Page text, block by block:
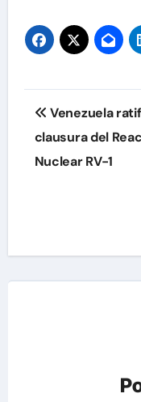
de
entradas
Venezuela
clausura del
Nuclear RV-1